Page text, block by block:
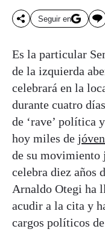
Seguir en
Es la particular
de la izquierda
celebrará en la
durante cuatro
de ‘rave’ política
hoy miles de
de su movimiento
celebra diez años
Arnaldo Otegi ha
acudir a la cita y
cargos políticos